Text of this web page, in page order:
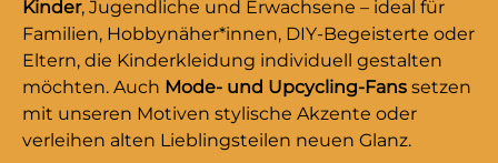
Kinder, Jugendliche und Erwachsene – ideal für
Familien, Hobbynäher*innen, DIY-Begeisterte oder
Eltern, die Kinderkleidung individuell gestalten
möchten. Auch Mode- und Upcycling-Fans setzen
mit unseren Motiven stylische Akzente oder
verleihen alten Lieblingsteilen neuen Glanz.